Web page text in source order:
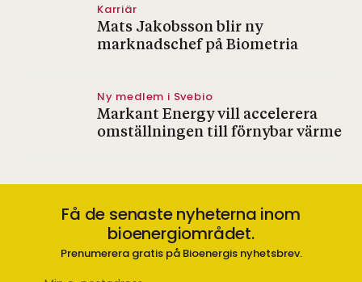
Karriär
Mats Jakobsson blir ny
marknadschef på Biometria
Ny medlem i Svebio
Markant Energy vill accelerera
omställningen till förnybar värme
Få de senaste nyheterna inom
bioenergiområdet.
Prenumerera gratis på Bioenergis nyhetsbrev.